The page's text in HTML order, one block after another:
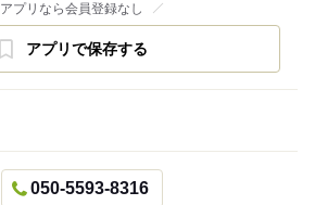
アプリなら会員登録なし
アプリで保存する
050-5593-8316